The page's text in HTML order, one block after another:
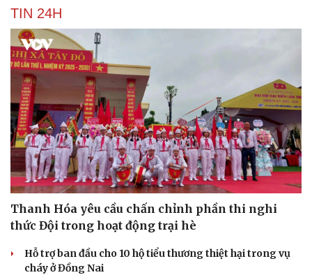
check-in
TIN 24H
Thanh Hóa yêu cầu chấn chỉnh phần thi nghi
thức Đội trong hoạt động trại hè
Hỗ trợ ban đầu cho 10 hộ tiểu thương thiệt hại trong vụ
cháy ở Đồng Nai